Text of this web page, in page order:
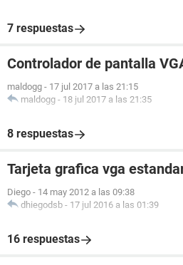
7 respuestas
Controlador de pantalla
maldogg - 17 jul 2017 a las 21:15
maldogg - 18 jul 2017 a las 21:35
8 respuestas
Tarjeta grafica vga
Diego - 14 may 2012 a las 09:38
dhiegodsb - 17 jul 2016 a las 01:39
16 respuestas